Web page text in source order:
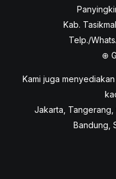
Kab.
Telp./
⊕
Kami juga
Jakarta, Tangerang,
Bandung,